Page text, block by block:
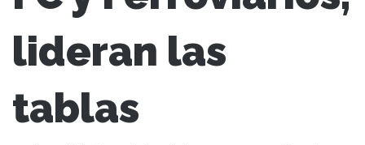
lideran las
tablas